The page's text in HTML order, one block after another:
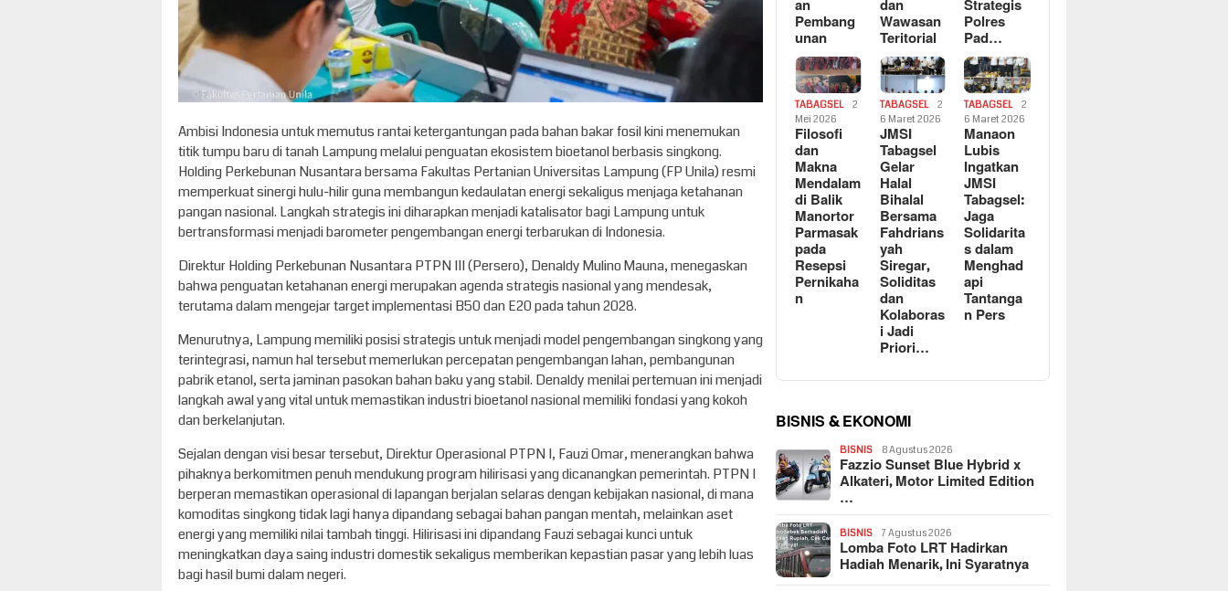
Ambisi Indonesia untuk memutus rantai ketergantungan pada bahan bakar fosil kini menemukan
titik tumpu baru di tanah Lampung melalui penguatan ekosistem bioetanol berbasis singkong.
Holding Perkebunan Nusantara bersama Fakultas Pertanian Universitas Lampung (FP Unila) resmi
memperkuat sinergi hulu-hilir guna membangun kedaulatan energi sekaligus menjaga ketahanan
pangan nasional. Langkah strategis ini diharapkan menjadi katalisator bagi Lampung untuk
bertransformasi menjadi barometer pengembangan energi terbarukan di Indonesia.
Direktur Holding Perkebunan Nusantara PTPN III (Persero), Denaldy Mulino Mauna, menegaskan
bahwa penguatan ketahanan energi merupakan agenda strategis nasional yang mendesak,
terutama dalam mengejar target implementasi B50 dan E20 pada tahun 2028.
Menurutnya, Lampung memiliki posisi strategis untuk menjadi model pengembangan singkong yang
terintegrasi, namun hal tersebut memerlukan percepatan pengembangan lahan, pembangunan
pabrik etanol, serta jaminan pasokan bahan baku yang stabil. Denaldy menilai pertemuan ini menjadi
langkah awal yang vital untuk memastikan industri bioetanol nasional memiliki fondasi yang kokoh
dan berkelanjutan.
Sejalan dengan visi besar tersebut, Direktur Operasional PTPN I, Fauzi Omar, menerangkan bahwa
pihaknya berkomitmen penuh mendukung program hilirisasi yang dicanangkan pemerintah. PTPN I
berperan memastikan operasional di lapangan berjalan selaras dengan kebijakan nasional, di mana
komoditas singkong tidak lagi hanya dipandang sebagai bahan pangan mentah, melainkan aset
energi yang memiliki nilai tambah tinggi. Hilirisasi ini dipandang Fauzi sebagai kunci untuk
meningkatkan daya saing industri domestik sekaligus memberikan kepastian pasar yang lebih luas
bagi hasil bumi dalam negeri.
an
Pembang
unan
dan
Wawasan
Teritorial
Strategis
Polres
Pad…
TABAGSEL
2
Mei 2026
Filosofi
dan
Makna
Mendalam
di Balik
Manortor
Parmasak
pada
Resepsi
Pernikaha
n
TABAGSEL
2
6 Maret 2026
JMSI
Tabagsel
Gelar
Halal
Bihalal
Bersama
Fahdrians
yah
Siregar,
Soliditas
dan
Kolaboras
i Jadi
Priori…
TABAGSEL
2
6 Maret 2026
Manaon
Lubis
Ingatkan
JMSI
Tabagsel:
Jaga
Solidarita
s dalam
Menghad
api
Tantanga
n Pers
BISNIS & EKONOMI
BISNIS 8 Agustus 2026
Fazzio Sunset Blue Hybrid x
Alkateri, Motor Limited Edition
…
BISNIS 7 Agustus 2026
Lomba Foto LRT Hadirkan
Hadiah Menarik, Ini Syaratnya